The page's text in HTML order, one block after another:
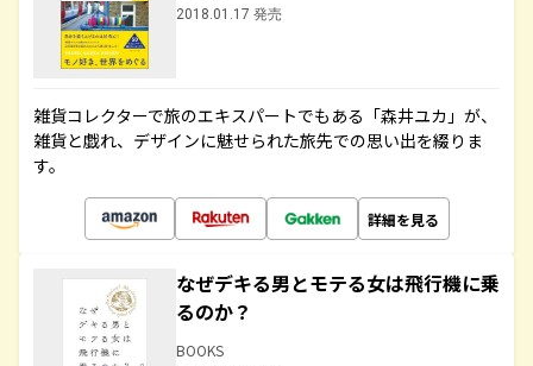
2018.01.17 発売
雑貨コレクターで旅のエキスパートでもある「森井ユカ」が、
雑貨と戯れ、デザインに魅せられた旅先での思い出を綴りま
す。
詳細を見る
なぜデキる男とモテる女は飛行機に乗
るのか？
BOOKS